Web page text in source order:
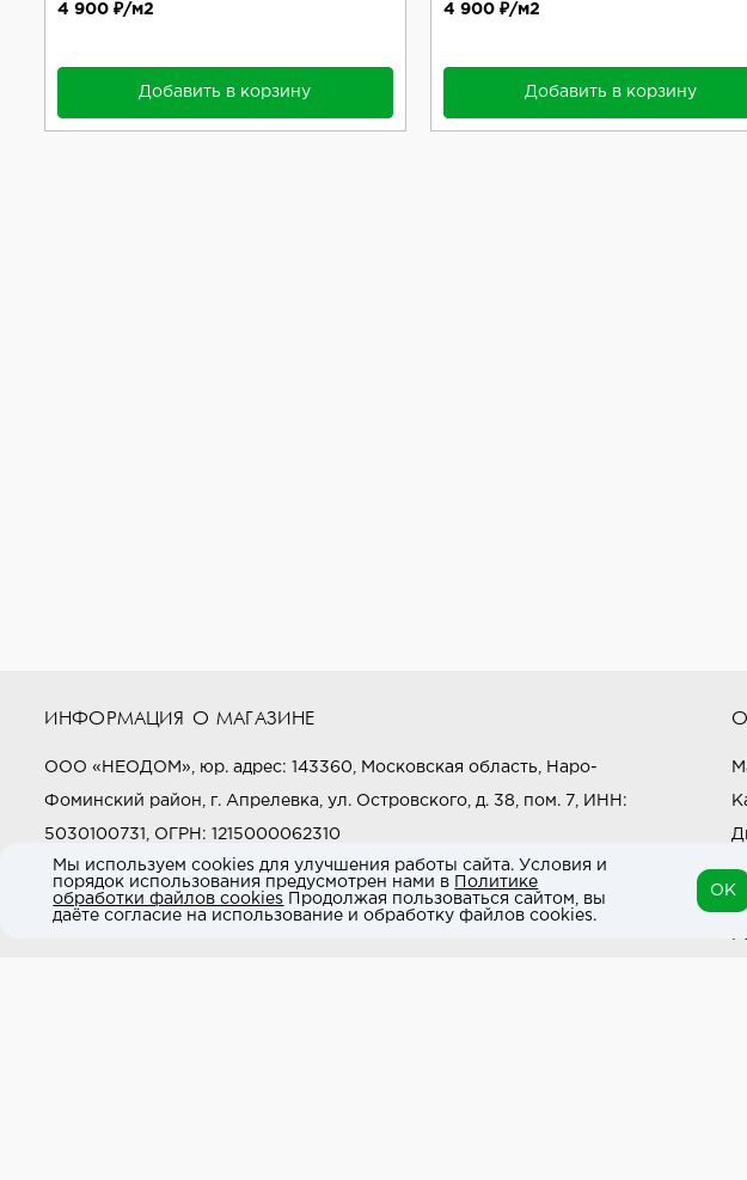
4 900 ₽/м2
Добавить в корзину
4 900 ₽/м2
Добавить в корзину
ИНФОРМАЦИЯ О МАГАЗИНЕ
ООО «НЕОДОМ», юр. адрес: 143360, Московская область, Наро-
Фоминский район, г. Апрелевка, ул. Островского, д. 38, пом. 7, ИНН:
5030100731, ОГРН: 1215000062310
Звоните нам:+7 (800) 505-97-97
E-mail: market@neodom.ru
Мы используем cookies для улучшения работы сайта. Условия и
порядок использования предусмотрен нами в
Политике
обработки файлов cookies Продолжая пользоваться сайтом, вы
даёте согласие на использование и обработку файлов cookies.
OK